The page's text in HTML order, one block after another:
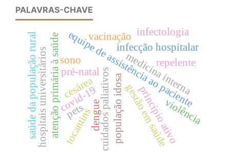
PALAVRAS-CHAVE
equipe de assistência ao paciente
cuidados paliativos
atenção primária à saúde gestão em saúde
vacinação
covid-19 população idosa
infecção hospitalar
hospitais universitários medicina interna
infectologia
saúde da população rural sono repelente
princípio ativo
pré-natal
violência
dengue
tocantins
pets
cesárea